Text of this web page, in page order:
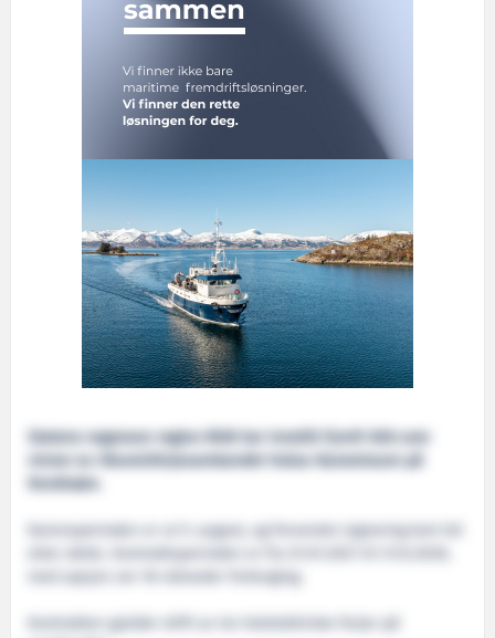
Statens vegvesen region Midt har innstilt Fjord1 ASA som
vinner av riksveisferjesambandet Halsa-Kanestraum på
Nordmøre.
Karensperioden er ut 9. august, og forventet signering kort tid
etter dette. Kontraktsperioden er fra 01.01.2021 til 31.12.2030,
med opsjon om 18 måneder forlenging.
Kontrakten gjelder drift av tre helelektriske ferjer på